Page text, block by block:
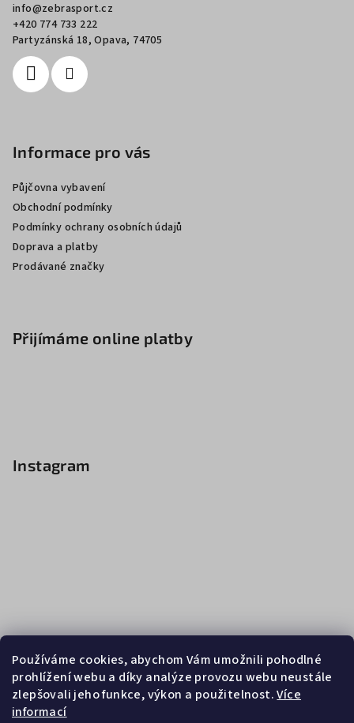
Používáme cookies, abychom Vám umožnili pohodlné
prohlížení webu a díky analýze provozu webu neustále
zlepšovali jeho funkce, výkon a použitelnost.Více
informací
info@zebrasport.cz
+420 774 733 222
Partyzánská 18, Opava, 74705
Informace pro vás
Půjčovna vybavení
Obchodní podmínky
Podmínky ochrany osobních údajů
Doprava a platby
Prodávané značky
Přijímáme online platby
Instagram